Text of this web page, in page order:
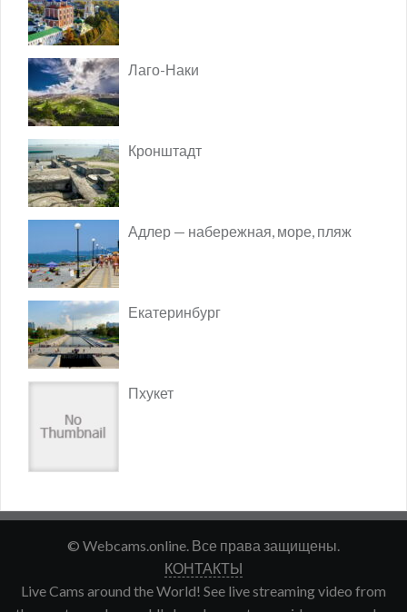
Лаго-Наки
Кронштадт
Адлер — набережная, море, пляж
Екатеринбург
Пхукет
© Webcams.online. Все права защищены.
КОНТАКТЫ
Live Cams around the World! See live streaming video from